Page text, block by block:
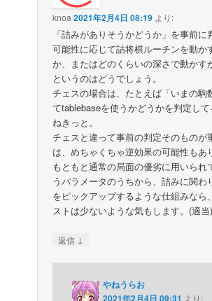
knoa 2021年2月4日 08:19 より:
「詰みがありそうかどうか」を事前に
可能性に応じて詰将棋ルーチンを動か
か、またはどのくらいの深さで動かす
というのはどうでしょう。
チェスの場合は、たとえば「いまの駒
てtablebaseを使うかどうかを判定して
ねきっと。
チェスと違って事前の判定そのものが
は、めちゃくちゃ逆効果の可能性もあ
もともと通常の局面の優劣に用いられ
うパラメータのうちから、詰みに関わ
をピックアップするような仕組みなら
ストは少ないような気もします。(適当)
返信 ↓
やねうらお
2021年2月4日 09:31 より: